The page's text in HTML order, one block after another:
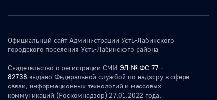
Официальный сайт Администрации Усть-Лабинского
городского поселения Усть-Лабинского района
Свидетельство о регистрации СМИ ЭЛ № ФС 77 -
82738 выдано Федеральной службой по надзору в сфере
связи, информационных технологий и массовых
коммуникаций (Роскомнадзор) 27.01.2022 года.